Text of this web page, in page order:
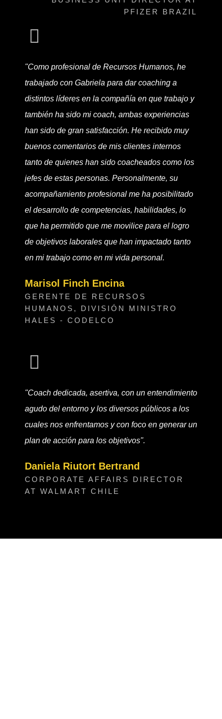
PFIZER BRAZIL
"Como profesional de Recursos Humanos, he
trabajado con Gabriela para dar coaching a
distintos líderes en la compañía en que trabajo y
también ha sido mi coach, ambas experiencias
han sido de gran satisfacción. He recibido muy
buenos comentarios de mis clientes internos
tanto de quienes han sido coacheados como los
jefes de estas personas. Personalmente, su
acompañamiento profesional me ha posibilitado
el desarrollo de competencias, habilidades, lo
que ha permitido que me movilice para el logro
de objetivos laborales que han impactado tanto
en mi trabajo como en mi vida personal.
Marisol Finch Encina
GERENTE DE RECURSOS
HUMANOS, DIVISIÓN MINISTRO
HALES - CODELCO
"Coach dedicada, asertiva, con un entendimiento
agudo del entorno y los diversos públicos a los
cuales nos enfrentamos y con foco en generar un
plan de acción para los objetivos".
Daniela Riutort Bertrand
CORPORATE AFFAIRS DIRECTOR
AT WALMART CHILE